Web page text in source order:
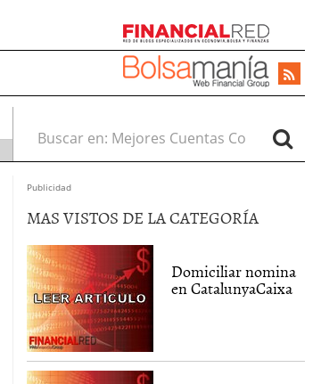
Buscar en:
Publicidad
MAS VISTOS DE LA CATEGORÍA
Domiciliar nomina
en CatalunyaCaixa